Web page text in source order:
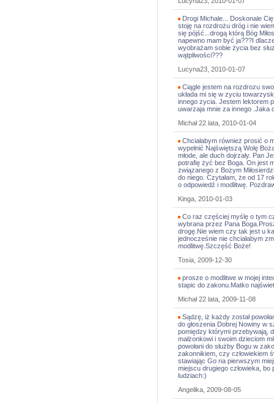
Drogi Michale... Doskonale
stoję na rozdrożu dróg i nie
się pójść...drogą którą Bóg
napewno mam być ja???I
wyobrażam sobie życia bez
wątpliwości???
Lucyna23, 2010-01-07
Ciągle jestem na rozdrozu
układa mi się w zyciu
innego zycia. Jestem lektorem
uwarzaja mnie za innego .Jaka
Michał 22 lata, 2010-01-04
Chciałabym również prosić o
wypełnić Najświętszą Wolę
młode, ale duch dojrzały. Pan
potrafię żyć bez Boga. On jest
związanego z Bożym
do niego. Czytałam, że od 17
o odpowiedź i modlitwę.
Kinga, 2010-01-03
Co raz częściej myślę o tym
wybrana przez Pana
drogę.Nie wiem czy tak jest u
jednocześnie nie chciałabym
modlitwę.Szczęść Boże!
Tosia, 2009-12-30
prosze o modlitwe w mojej
stapic do zakonu.Matko
Michał 22 lata, 2009-11-08
Sądzę, iż każdy został
do głoszenia Dobrej Nowiny w
pomiędzy którymi przebywają,
małżonkowi i swoim dzieciom
powołani do służby Bogu w
zakonnikiem, czy człowiekiem
stawiając Go na pierwszym
miejscu drugiego człowieka,
ludziach:)
Angelika, 2009-08-05